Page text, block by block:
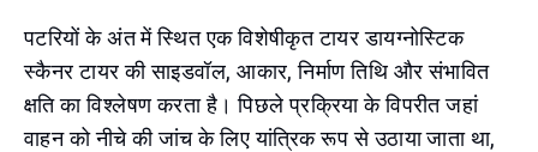
पटरियों के अंत में स्थित एक विशेषीकृत टायर डायग्नोस्टिक
स्कैनर टायर की साइडवॉल, आकार, निर्माण तिथि और संभावित
क्षति का विश्लेषण करता है। पिछले प्रक्रिया के विपरीत जहां
वाहन को नीचे की जांच के लिए यांत्रिक रूप से उठाया जाता था,